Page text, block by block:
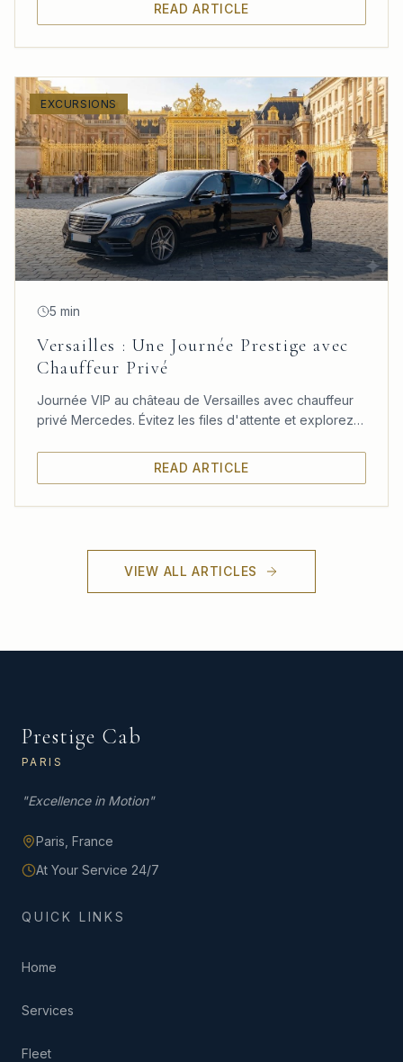
READ ARTICLE
EXCURSIONS
5 min
Versailles : Une Journée Prestige avec
Chauffeur Privé
Journée VIP au château de Versailles avec chauffeur
privé Mercedes. Évitez les files d'attente et explorez
READ ARTICLE
VIEW ALL ARTICLES
Prestige Cab
PARIS
"Excellence in Motion"
Paris, France
At Your Service 24/7
QUICK LINKS
Home
Services
Fleet